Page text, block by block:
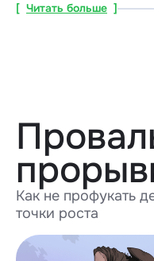
[ Читать больше ]
Как не профукать
точки роста